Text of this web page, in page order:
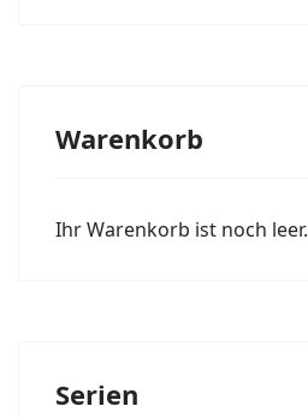
Warenkorb
Ihr Warenkorb ist noch leer.
Serien